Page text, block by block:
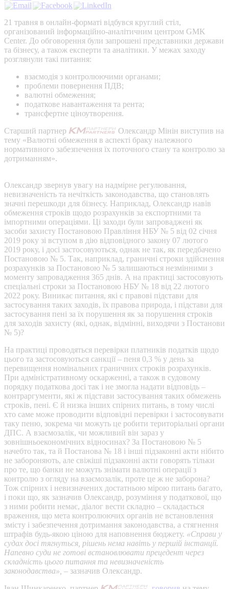
21 травня в онлайн-форматі відбувся круглий стіл,
організований інформаційно-аналітичним центром GMK
Center. До обговорення були запрошені представники держави
та бізнесу, а також експерти та аналітики. У межах заходу
розглянули такі питання:
взаємодія з контролюючими органами;
проблеми повернення ПДВ;
валютні обмеження;
податкове навантаження та рента;
трансфертне ціноутворення.
Старший партнер
Олександр Мінін виступив на
тему «Валютні обмеження в аспекті браку належного
нормативного забезпечення їх поточного стану та контролю за
дотриманням».
Олександр звернув увагу на надмірне регулювання,
невизначеність та нечіткість законодавства, що становлять
значні перешкоди для бізнесу. Наприклад, Олександр навів
обмеження строків щодо розрахунків за експортними та
імпортними операціями. Ці заходи були запроваджені як
засоби захисту Постановою Правління НБУ № 5 від 02 січня
2019 року зі вступом в дію відповідного закону 07 лютого
2019 року, і досі застосовуються, однак не так, як передбачено
Постановою № 5. Так, наприклад, граничні строки здійснення
розрахунків за Постановою № 5 залишаються незмінними з
моменту запровадження 365 днів. А на практиці застосовують
спеціальні строки за Постановою НБУ № 18 від 22 лютого
2022 року. Виникає питання, які є правові підстави для
застосування таких заходів, їх правова природа, і підстави для
застосування пені за їх порушення як за порушення строків
для заходів захисту (які, однак, відмінні, виходячи з Постанови
№ 5)?
На практиці проводяться перевірки платників податків щодо
цього та застосовуються санкції – пеня 0,3 % у день за
перевищення номінальних граничних строків розрахунків.
При адміністративному оскарженні, а також в судовому
порядку податкова досі так і не змогла надати відповідь –
контраргументи, які ж підстави застосування таких обмежень
строків, пені. Є й низка інших спірних питань, в тому числі
хто саме може проводити відповідні перевірки і застосовувати
таку пеню, зокрема чи можуть це робити територіальні органи
ДПС. А взаємозалік, чи можливий він зараз у
зовнішньоекономічних відносинах? За Постановою № 5
начебто так, та й Постанова № 18 і інші підзаконні акти нібито
не забороняють, але свіжіші підзаконні акти говорять тільки
про те, що банки не можуть знімати валютні операції з
контролю з огляду на взаємозалік, проте це ж не заборона?
Тож спірних і невизначених достатньою мірою питань багато,
і поки що, як зазначив Олександр, розуміння у податкової, що
з ними робити немає, діалог вести складно – складається
враження, що мета контролюючих органів не встановлення
змісту і забезпечення дотримання законодавства, а стягнення
штрафів будь-якою ціною для наповнення бюджету. «Справи у
судах досі тягнуться, рішень нема навіть у першій інстанції.
Напевно суди не готові встановлювати прецедент через
складність цього питання та невизначеність
законодавства», – зазначив Олександр.